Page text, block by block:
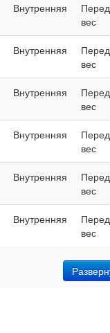
Внутренняя
вес
Внутренняя
вес
Внутренняя
вес
Внутренняя
вес
Внутренняя
вес
Внутренняя
вес